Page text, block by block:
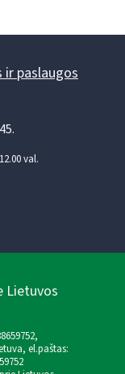
paslaugos
val.
Lietuvos
el.paštas: